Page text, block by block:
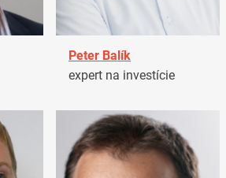
Peter Balík
expert na investície